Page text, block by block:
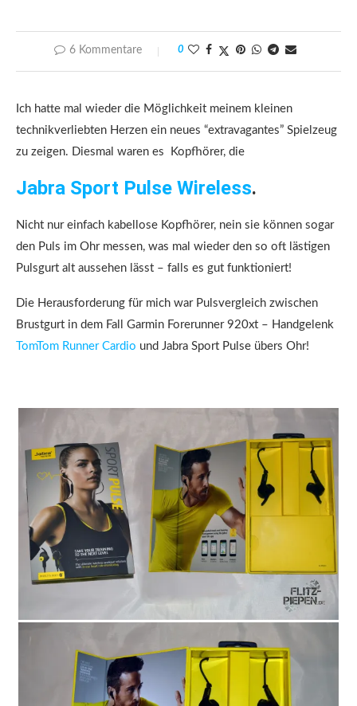
6 Kommentare 0
Ich hatte mal wieder die Möglichkeit meinem kleinen
technikverliebten Herzen ein neues “extravagantes” Spielzeug
zu zeigen. Diesmal waren es Kopfhörer, die
Jabra Sport Pulse Wireless.
Nicht nur einfach kabellose Kopfhörer, nein sie können sogar
den Puls im Ohr messen, was mal wieder den so oft lästigen
Pulsgurt alt aussehen lässt – falls es gut funktioniert!
Die Herausforderung für mich war Pulsvergleich zwischen
Brustgurt in dem Fall Garmin Forerunner 920xt – Handgelenk
TomTom Runner Cardio und Jabra Sport Pulse übers Ohr!